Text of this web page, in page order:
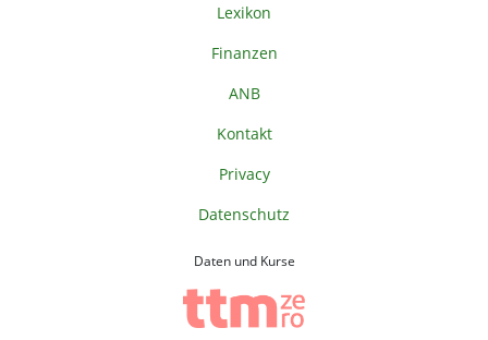
Lexikon
Finanzen
ANB
Kontakt
Privacy
Datenschutz
Daten und Kurse